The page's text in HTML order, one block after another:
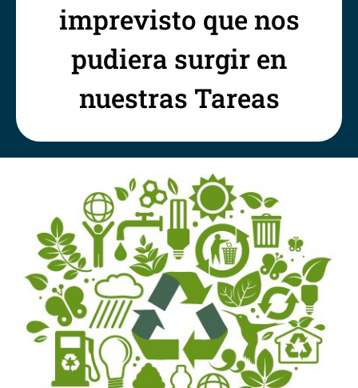
imprevisto que nos
pudiera surgir en
nuestras Tareas